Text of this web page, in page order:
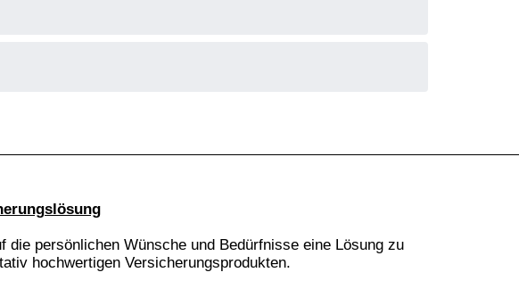
persönlichen Wünsche und Bedürfnisse eine Lösung zu
hochwertigen Versicherungsprodukten.